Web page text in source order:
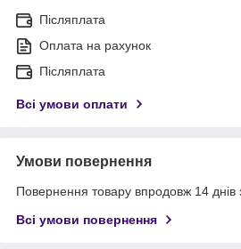
Післяплата
Оплата на рахунок
Післяплата
Всі умови оплати
Умови повернення
Повернення товару впродовж 14 днів
Всі умови повернення